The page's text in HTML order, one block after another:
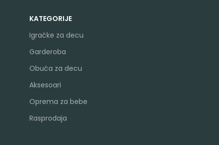
KATEGORIJE
Igračke za decu
Garderoba
Obuća za decu
Aksesoari
Oprema za bebe
Rasprodaja